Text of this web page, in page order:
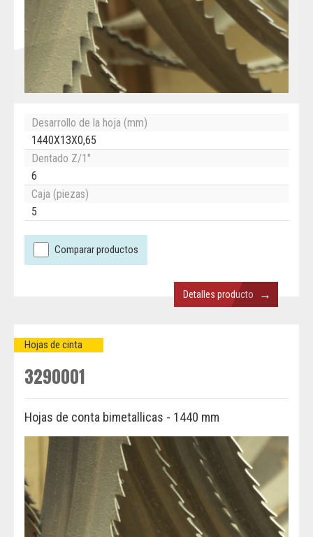
Desarrollo de la hoja (mm)
1440X13X0,65
Dentado Z/1"
6
Caja (piezas)
5
Comparar productos
Detalles producto →
Hojas de cinta
3290001
Hojas de conta bimetallicas - 1440 mm